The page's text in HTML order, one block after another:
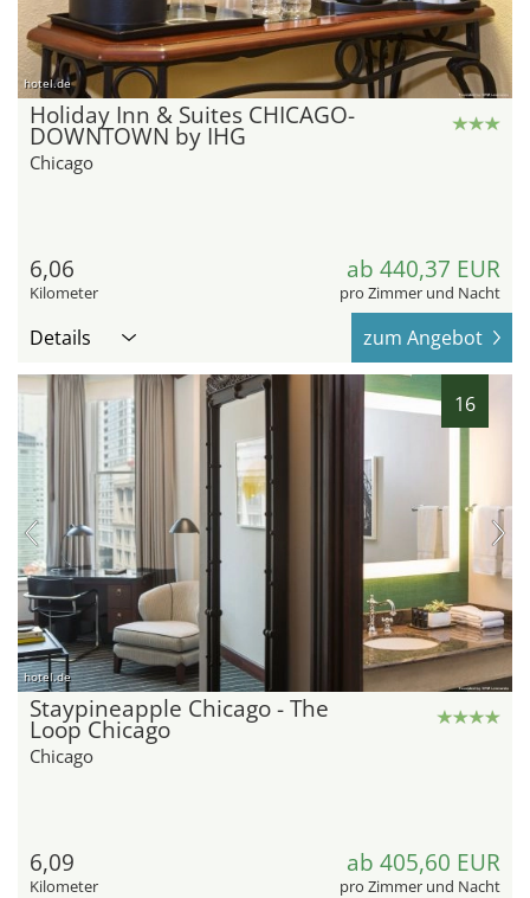
hotel.de
Holiday Inn & Suites CHICAGO-
DOWNTOWN by IHG
Chicago
6,06
Kilometer
ab 440,37 EUR
pro Zimmer und Nacht
Details zum Angebot
16
hotel.de
Staypineapple Chicago - The
Loop Chicago
Chicago
6,09
Kilometer
ab 405,60 EUR
pro Zimmer und Nacht